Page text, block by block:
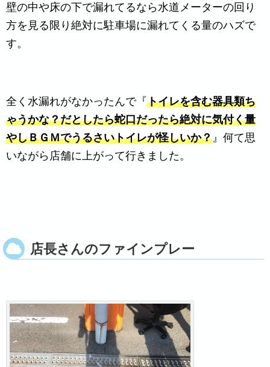
壁の中や床の下で漏れてるなら水道メーターの回り
方を見る限り絶対に駐車場に漏れてくる量のハズで
す。
全く水漏れがなかったんで『トイレを含む器具類ち
ゃうかな？だとしたら蛇口だったら絶対に気付く量
やしＢＧＭでうるさいトイレが怪しいか？ 』何て思
いながら店舗に上がって行きました。
店長さんのファインプレー